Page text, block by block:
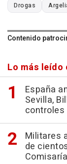
Drogas
Contenido
Lo más leído
España
Sevilla,
Militares
de